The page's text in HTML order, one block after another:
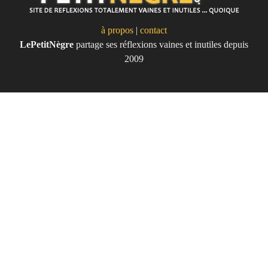
Le Petit Nègre
à propos | contact
LePetitNègre partage ses réflexions vaines et inutiles depuis
2009